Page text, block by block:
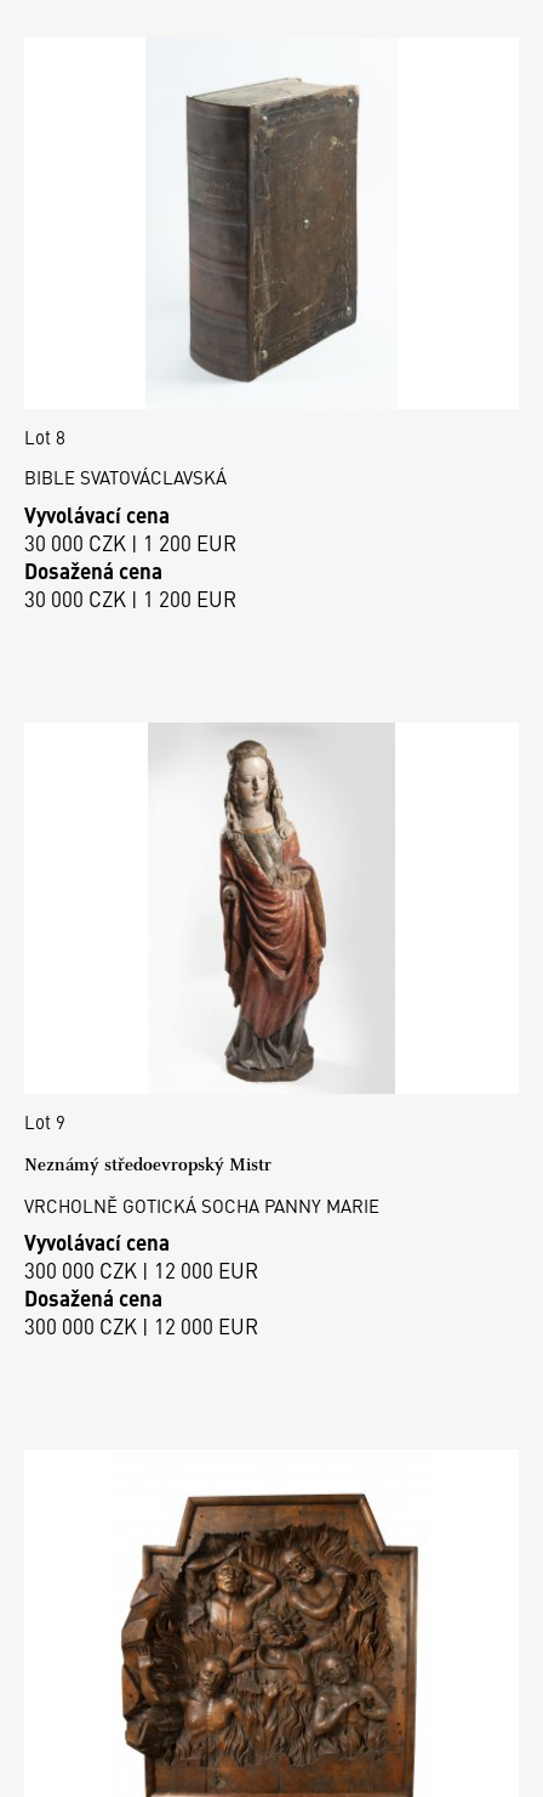
Lot 8
BIBLE SVATOVÁCLAVSKÁ
Vyvolávací cena
30 000 CZK | 1 200 EUR
Dosažená cena
30 000 CZK | 1 200 EUR
Lot 9
Neznámý středoevropský Mistr
VRCHOLNĚ GOTICKÁ SOCHA PANNY MARIE
Vyvolávací cena
300 000 CZK | 12 000 EUR
Dosažená cena
300 000 CZK | 12 000 EUR